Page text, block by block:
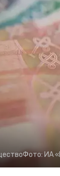
Фото: ИА